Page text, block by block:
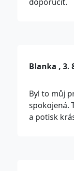
doporučit.
Blanka , 3.
Byl to můj
spokojená.
a potisk